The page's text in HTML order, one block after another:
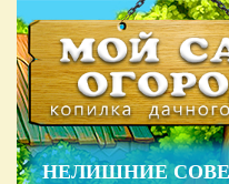
НЕЛИШНИЕ